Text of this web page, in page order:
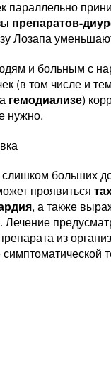
параллельно
препаратов-
Лозапа
и больным с
(в том числе и
гемодиализе)
нужно.
больших
проявиться
, а также
. Лечение
из